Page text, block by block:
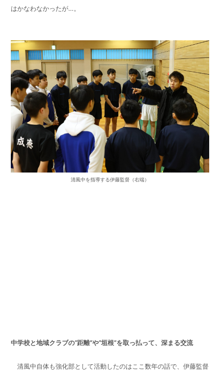
はかなわなかったが…。
清風中を指導する伊藤監督（右端）
中学校と地域クラブの“距離”や“垣根”を取っ払って、深まる交流
清風中自体も強化部として活動したのはここ数年の話で、伊藤監督